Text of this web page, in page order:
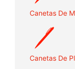
Canetas De
Canetas De